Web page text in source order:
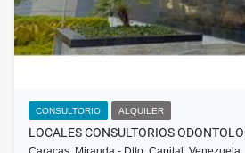
CONSULTORIO ALQUILER
LOCALES CONSULTORIOS